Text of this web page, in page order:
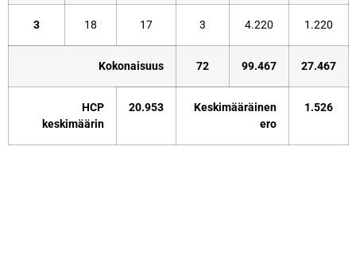
3 18 17 3 4.220 1.220
Kokonaisuus 72 99.467 27.467
HCP
keskimäärin
20.953
Keskimääräinen
ero
1.526